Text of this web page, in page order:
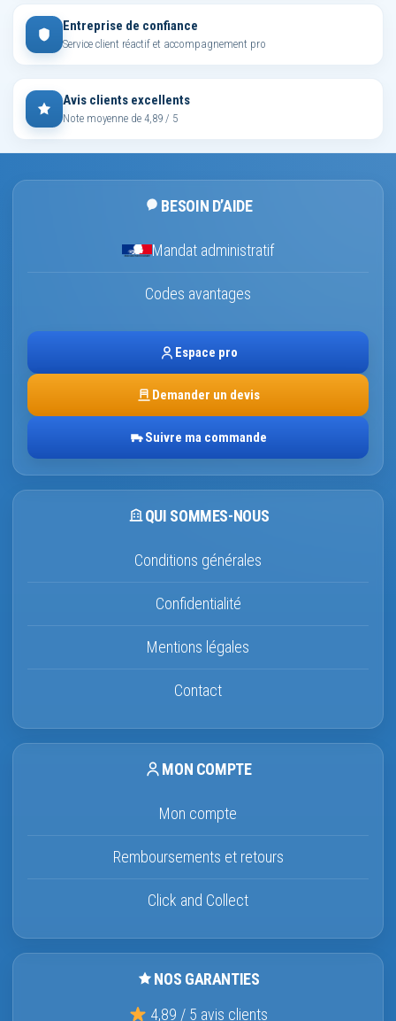
Entreprise de confiance
Service client réactif et accompagnement pro
Avis clients excellents
Note moyenne de 4,89 / 5
BESOIN D’AIDE
Mandat administratif
Codes avantages
Espace pro
Demander un devis
Suivre ma commande
QUI SOMMES-NOUS
Conditions générales
Confidentialité
Mentions légales
Contact
MON COMPTE
Mon compte
Remboursements et retours
Click and Collect
NOS GARANTIES
4,89 / 5 avis clients